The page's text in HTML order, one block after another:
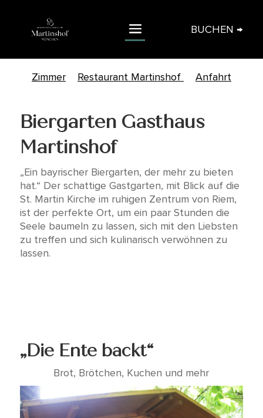
BUCHEN →
Zimmer Restaurant Martinshof Anfahrt
Messe München»Biergarten
Biergarten Gasthaus
Martinshof
„Ein bayrischer Biergarten, der mehr zu bieten
hat.“ Der schattige Gastgarten, mit Blick auf die
St. Martin Kirche im ruhigen Zentrum von Riem,
ist der perfekte Ort, um ein paar Stunden die
Seele baumeln zu lassen, sich mit den Liebsten
zu treffen und sich kulinarisch verwöhnen zu
lassen.
„Die Ente backt“
Brot, Brötchen, Kuchen und mehr